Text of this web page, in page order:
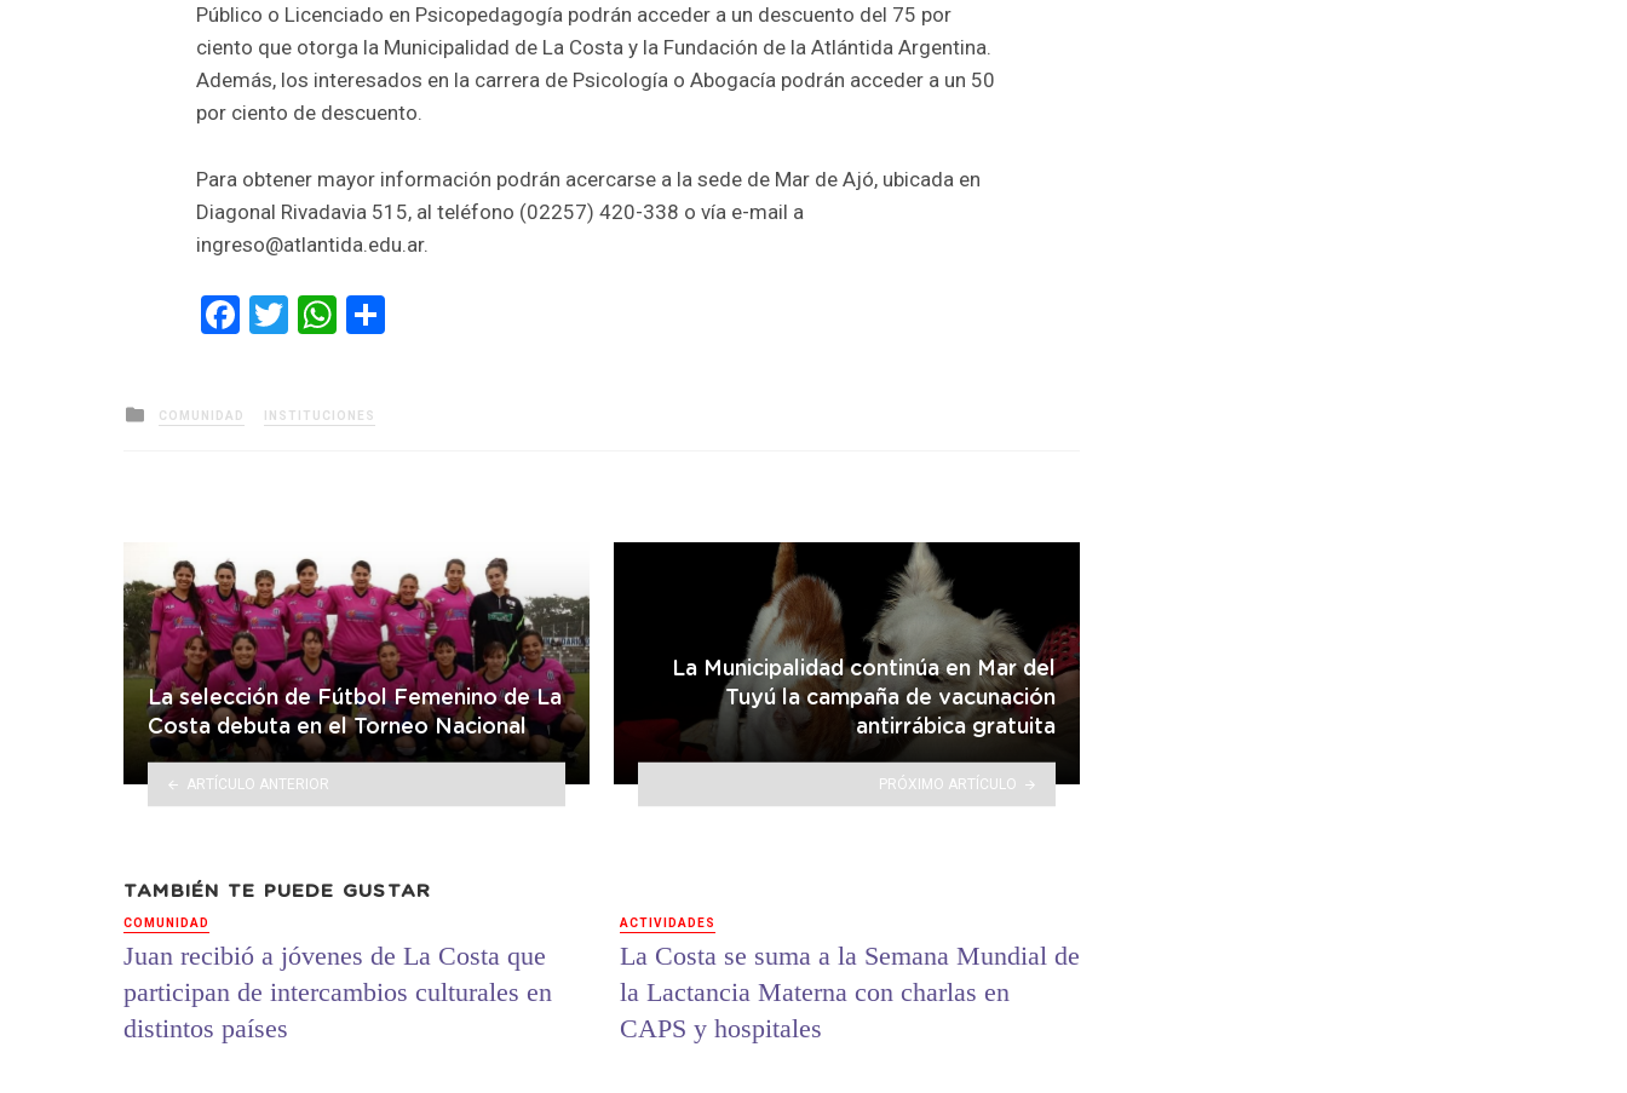
Público o Licenciado en Psicopedagogía podrán acceder a un descuento del 75 por
ciento que otorga la Municipalidad de La Costa y la Fundación de la Atlántida Argentina.
Además, los interesados en la carrera de Psicología o Abogacía podrán acceder a un 50
por ciento de descuento.
Para obtener mayor información podrán acercarse a la sede de Mar de Ajó, ubicada en
Diagonal Rivadavia 515, al teléfono (02257) 420-338 o vía e-mail a
ingreso@atlantida.edu.ar.
Facebook
TwitterWhatsApp
Posted
in
COMUNIDAD INSTITUCIONES
La selección de Fútbol Femenino de La
Costa debuta en el Torneo Nacional
ARTÍCULO ANTERIOR
La Municipalidad continúa en Mar del
Tuyú la campaña de vacunación
antirrábica gratuita
PRÓXIMO ARTÍCULO
TAMBIÉN TE PUEDE GUSTAR
COMUNIDAD
Juan recibió a jóvenes de La Costa que
participan de intercambios culturales en
distintos países
ACTIVIDADES
La Costa se suma a la Semana Mundial de
la Lactancia Materna con charlas en
CAPS y hospitales